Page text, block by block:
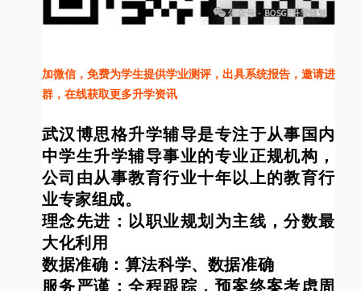
加微信，免费为学生提供学业测评，出具系统报告，邀请进
群，在线获取更多升学资讯
武汉博思格升学辅导是专注于从事国内
中学生升学辅导事业的专业正规机构，
公司由从事教育行业十年以上的教育行
业专家组成。
理念先进：以职业规划为主线，分数最
大化利用
数据准确：算法科学、数据准确
服务严谨：全程跟踪，预案终案考虑周